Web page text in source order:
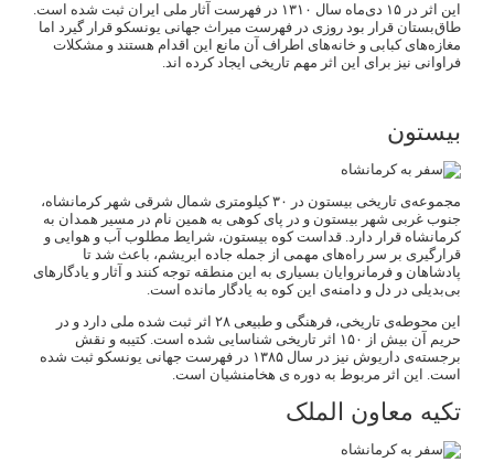
این اثر در ۱۵ دی‌ماه سال ۱۳۱۰ در فهرست آثار ملی ایران ثبت شده است.
طاق‌بستان قرار بود روزی در فهرست میراث جهانی یونسکو قرار گیرد اما
مغازه‌های کبابی و خانه‌های اطراف آن مانع این اقدام هستند و مشکلات
فراوانی نیز برای این اثر مهم تاریخی ایجاد کرده اند.
بیستون
مجموعه‌ی تاریخی بیستون در ۳۰ کیلومتری شمال شرقی شهر کرمانشاه،
جنوب غربی شهر بیستون و در پای کوهی به همین نام در مسیر همدان به
کرمانشاه قرار دارد. قداست کوه بیستون، شرایط مطلوب آب و هوایی و
قرارگیری بر سر راه‌های مهمی از جمله جاده ابریشم، باعث شد تا
پادشاهان و فرمانروایان بسیاری به این منطقه توجه کنند و آثار و یادگارهای
بی‌بدیلی در دل و دامنه‌ی این کوه به یادگار مانده است.
این محوطه‌ی تاریخی، فرهنگی و طبیعی ۲۸ اثر ثبت شده ملی دارد و در
حریم آن بیش از ۱۵۰ اثر تاریخی شناسایی شده است. کتیبه و نقش
برجسته‌ی داریوش نیز در سال ۱۳۸۵ در فهرست جهانی یونسکو ثبت شده
است. این اثر مربوط به دوره ی هخامنشیان است.
تکیه معاون الملک